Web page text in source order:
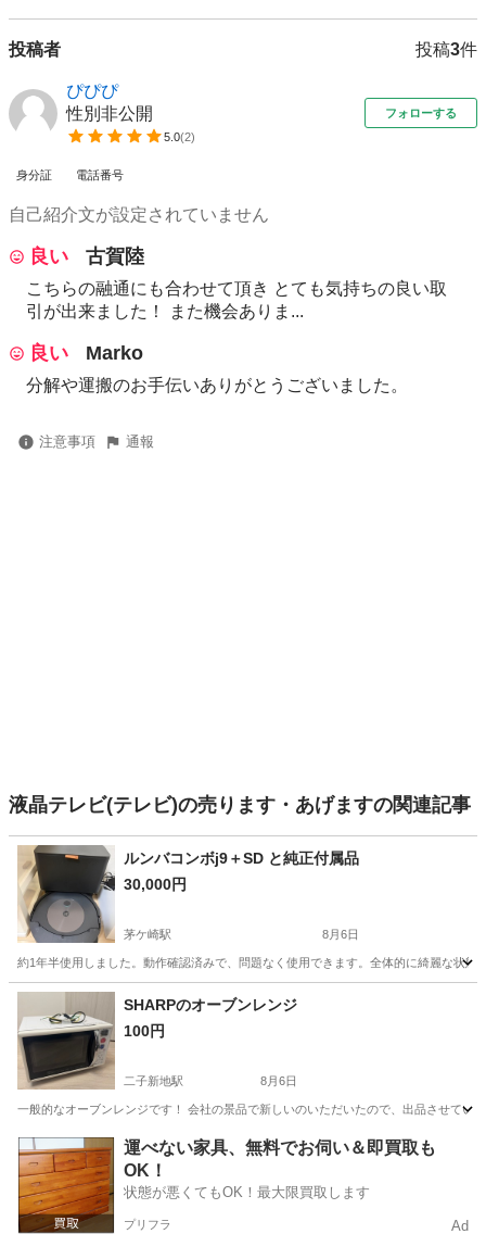
投稿者 投稿3件
ぴぴぴ
性別非公開
5.0(2)
フォローする
身分証 電話番号
自己紹介文が設定されていません
良い 古賀陸
こちらの融通にも合わせて頂き とても気持ちの良い取
引が出来ました！ また機会ありま...
良い Marko
分解や運搬のお手伝いありがとうございました。
注意事項 通報
液晶テレビ(テレビ)の売ります・あげますの関連記事
ルンバコンボj9＋SD と純正付属品
30,000円
茅ケ崎駅 8月6日
約1年半使用しました。動作確認済みで、問題なく使用できます。全体的に綺麗な状
神奈川 茅ヶ崎市 茅ケ崎駅 生活家電
SHARPのオーブンレンジ
100円
二子新地駅 8月6日
一般的なオーブンレンジです！ 会社の景品で新しいのいただいたので、出品させて
神奈川 川崎市 二子新地駅 キッチン家電
運べない家具、無料でお伺い＆即買取も
OK！
状態が悪くてもOK！最大限買取します
プリフラ Ad